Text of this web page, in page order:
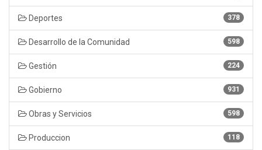
378
Deportes
598
Desarrollo de la Comunidad
224
Gestión
931
Gobierno
598
Obras y Servicios
118
Produccion